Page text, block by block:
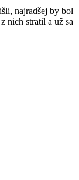
najradšej by bol
nich stratil a už sa